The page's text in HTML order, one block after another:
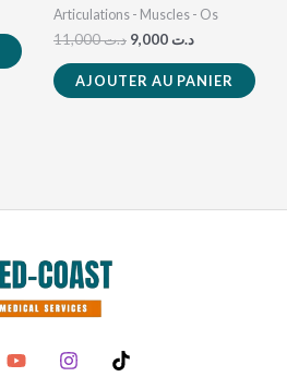
Articulations - Muscles - Os
د.ت11,000 د.ت
AJOUTER AU PANIER